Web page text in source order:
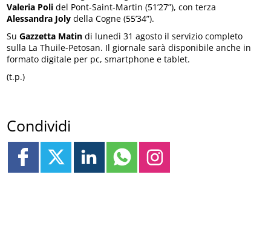
Valeria Poli del Pont-Saint-Martin (51’27”), con terza
Alessandra Joly della Cogne (55’34”).
SuGazzetta Matin di lunedì 31 agosto il servizio completo
sulla La Thuile-Petosan. Il giornale sarà disponibile anche in
formato digitale per pc, smartphone e tablet.
(t.p.)
Condividi